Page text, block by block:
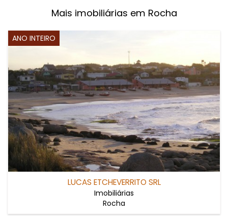
Mais imobiliárias em Rocha
ANO INTEIRO
LUCAS ETCHEVERRITO SRL
Imobiliárias
Rocha